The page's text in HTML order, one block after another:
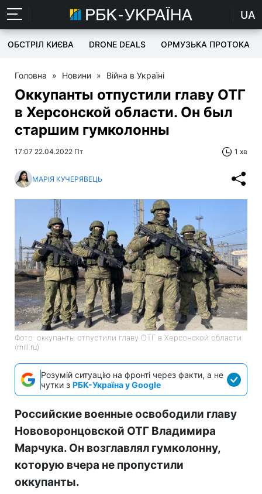
UA
ОБСТРІЛ КИЄВА DRONE DEALS ОРМУЗЬКА ПРОТОКА
Головна » Новини » Війна в Україні
Оккупанты отпустили главу ОТГ
в Херсонской области. Он был
старшим гумколонны
17:07 22.04.2022 Пт 1 хв
МАРІЯ КУЧЕРЯВЕЦЬ
Фото: оккупанты отпустили главу ОТГ в Херсонской области
(mill.ru)
Розумій ситуацію на фронті через факти, а не
чутки з РБК-Україна у Google
Российские военные освободили главу
Нововоронцовской ОТГ Владимира
Марчука. Он возглавлял гумколонну,
которую вчера не пропустили
оккупанты.